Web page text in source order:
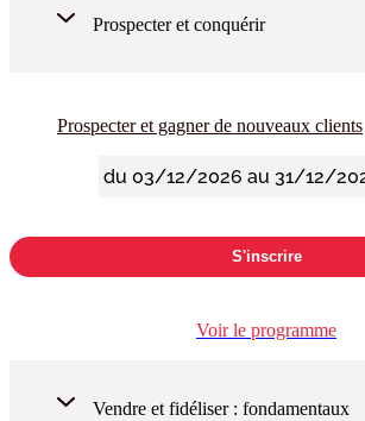
Prospecter et conquérir
Prospecter et gagner de nouveaux clients
S'inscrire
Voir le programme
Vendre et fidéliser : fondamentaux